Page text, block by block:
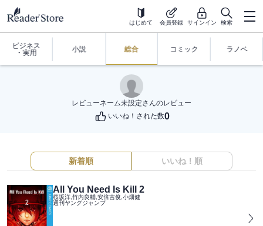
はじめて 会員登録 サインイン 検索
ビジネス
・実用
小説 総合 コミック ラノベ
レビューネーム未設定さんのレビュー
いいね！された数0
新着順 いいね！順
All You Need Is Kill 2
桜坂洋,竹内良輔,安倍吉俊,小畑健
週刊ヤングジャンプ